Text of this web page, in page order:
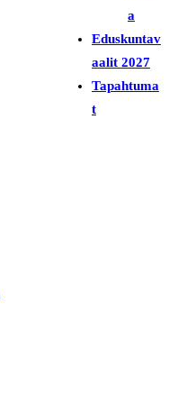
a
Eduskuntav
aalit 2027
Tapahtuma
t